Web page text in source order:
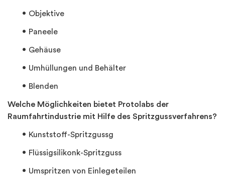
Objektive
Paneele
Gehäuse
Umhüllungen und Behälter
Blenden
Welche Möglichkeiten bietet Protolabs der
Raumfahrtindustrie mit Hilfe des Spritzgussverfahrens?
Kunststoff-Spritzgussg
Flüssigsilikonk-Spritzguss
Umspritzen von Einlegeteilen